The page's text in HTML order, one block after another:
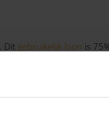
Dit gebruikelijk loon is
als dat meer is.